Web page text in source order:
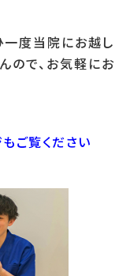
一度当院にお越し
ので、お気軽にお
ご覧ください